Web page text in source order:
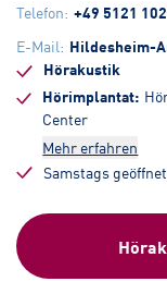
Telefon: +49 5121
E-Mail: Hildesheim-
Hörakustik
Hörimplantat
Center
Mehr erfahren
Samstags geöffnet